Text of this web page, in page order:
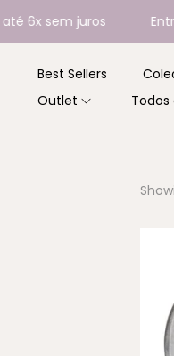
juros Entregamos
Best Sellers
Outlet